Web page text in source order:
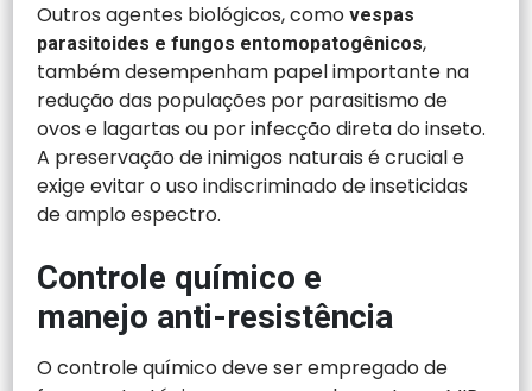
Outros agentes biológicos, comovespas
parasitoides e fungos entomopatogênicos,
também desempenham papel importante na
redução das populações por parasitismo de
ovos e lagartas ou por infecção direta do inseto.
A preservação de inimigos naturais é crucial e
exige evitar o uso indiscriminado de inseticidas
de amplo espectro.
Controle químico e
manejo anti-resistência
O controle químico deve ser empregado de